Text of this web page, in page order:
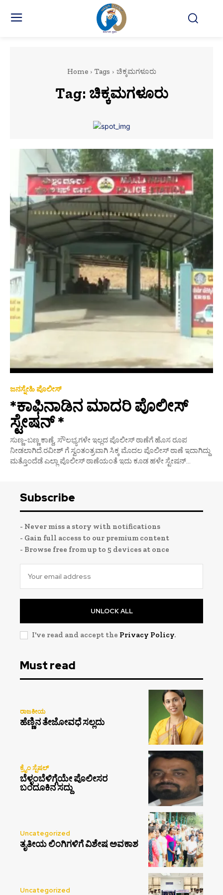
Home Tags ಚಿಕ್ಕಮಗಳೂರು
Tag: ಚಿಕ್ಕಮಗಳೂರು
ಜನಸ್ನೇಹಿ ಪೊಲೀಸ್
*ಕಾಫಿನಾಡಿನ ಮಾದರಿ ಪೊಲೀಸ್
ಸ್ಟೇಷನ್ *
ಸುಣ್ಣ-ಬಣ್ಣ ಕಾಣ್ದೆ, ಸೌಲಭ್ಯಗಳೇ ಇಲ್ಲದ ಪೊಲೀಸ್ ಠಾಣೆಗೆ ಹೊಸ ರೂಪ
ನೀಡಲಾಗಿದೆ.ರವೀಶ್ ಗೆ ಸ್ವಂತಂತ್ರವಾಗಿ ಸಿಕ್ಕ ಮೊದಲ ಪೊಲೀಸ್ ಠಾಣೆ ಇದಾಗಿದ್ದು
ಮತ್ತೊಂದೆಡೆ ಎಲ್ಲಾ ಪೊಲೀಸ್ ಠಾಣೆಯಂತೆ ಇದು ಕೂಡ ಹಳೇ ಸ್ಟೇಷನ್‌...
Subscribe
- Never miss a story with notifications
- Gain full access to our premium content
- Browse free from up to 5 devices at once
UNLOCK ALL
I've read and accept the Privacy Policy.
Must read
ರಾಜಕೀಯ
ಹೆಣ್ಣಿನ ತೇಜೋವಧೆ ಸಲ್ಲದು
ಕ್ರೈಂ ಸ್ಪೆಷಲ್
ಬೆಳ್ಳಂಬೆಳಿಗ್ಗೆಯೇ ಪೊಲೀಸರ
ಬಂದೂಕಿನ ಸದ್ದು
Uncategorized
ತೃತೀಯ ಲಿಂಗಿಗಳಿಗೆ ವಿಶೇಷ ಅವಕಾಶ
Uncategorized